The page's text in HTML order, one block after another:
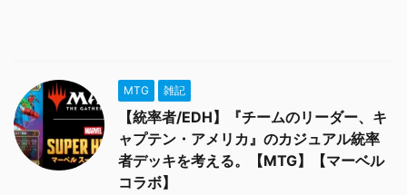
MTG 雑記
【統率者/EDH】『チームのリーダー、キ
ャプテン・アメリカ』のカジュアル統率
者デッキを考える。【MTG】【マーベル
コラボ】